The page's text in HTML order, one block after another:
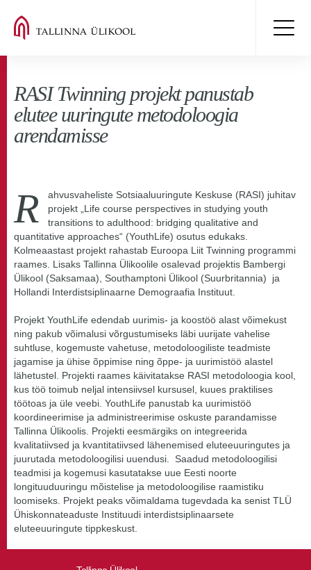
RASI Twinning projekt panustab
elutee uuringute metodoloogia
arendamisse
R
ahvusvaheliste Sotsiaaluuringute Keskuse (RASI) juhitav
projekt „Life course perspectives in studying youth
transitions to adulthood: bridging qualitative and
quantitative approaches“ (YouthLife) osutus edukaks.
Kolmeaastast projekt rahastab Euroopa Liit Twinning programmi
raames. Lisaks Tallinna Ülikoolile osalevad projektis Bambergi
Ülikool (Saksamaa), Southamptoni Ülikool (Suurbritannia) ja
Hollandi Interdistsiplinaarne Demograafia Instituut.
Projekt YouthLife edendab uurimis- ja koostöö alast võimekust
ning pakub võimalusi võrgustumiseks läbi uurijate vahelise
suhtluse, kogemuste vahetuse, metodoloogiliste teadmiste
jagamise ja ühise õppimise ning õppe- ja uurimistöö alastel
lähetustel. Projekti raames käivitatakse RASI metodoloogia kool,
kus töö toimub neljal intensiivsel kursusel, kuues praktilises
töötoas ja üle veebi. YouthLife panustab ka uurimistöö
koordineerimise ja administreerimise oskuste parandamisse
Tallinna Ülikoolis. Projekti eesmärgiks on integreerida
kvalitatiivsed ja kvantitatiivsed lähenemised eluteeuuringutes ja
juurutada metodoloogilisi uuendusi. Saadud metodoloogilisi
teadmisi ja kogemusi kasutatakse uue Eesti noorte
longituuduuringu mõistelise ja metodoloogilise raamistiku
loomiseks. Projekt peaks võimaldama tugevdada ka senist TLÜ
Ühiskonnateaduste Instituudi interdistsiplinaarsete
eluteeuuringute tippkeskust.